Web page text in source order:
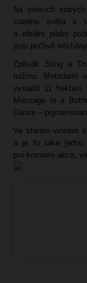
Na vinicích
starého světa s
a ideální půdní
jsou pečlivě
Zpěvák Sting a
naživu. Metodami
vysadili 11
Message in a
Dance –
Ve starém vinném
a je to také jedno
pro komorní akce,